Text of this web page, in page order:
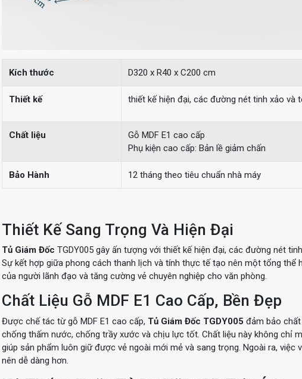
Kích thước D320 x R40 x C200 cm
Thiết kế thiết kế hiện đại, các đường nét tinh xảo và
Chất liệu
Gỗ MDF E1 cao cấp
Phụ kiện cao cấp: Bản lề giảm chấn
Bảo Hành 12 tháng theo tiêu chuẩn nhà máy
Thiết Kế Sang Trọng Và Hiện Đại
Tủ Giám Đốc TGDY005 gây ấn tượng với thiết kế hiện đại, các đường nét
Sự kết hợp giữa phong cách thanh lịch và tính thực tế tạo nên một tổng thể
của người lãnh đạo và tăng cường vẻ chuyên nghiệp cho văn phòng.
Chất Liệu Gỗ MDF E1 Cao Cấp, Bền Đẹp
Được chế tác từ gỗ MDF E1 cao cấp, Tủ Giám Đốc TGDY005 đảm bảo
chống thấm nước, chống trầy xước và chịu lực tốt. Chất liệu này không chỉ
giúp sản phẩm luôn giữ được vẻ ngoài mới mẻ và sang trọng. Ngoài ra, việc
nên dễ dàng hơn.